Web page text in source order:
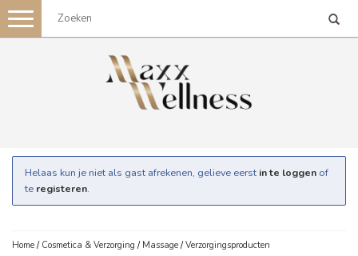
Toggle
navigation
Helaas kun je niet als gast afrekenen, gelieve eerst in te loggen of
te registeren.
Home / Cosmetica & Verzorging / Massage /Verzorgingsproducten